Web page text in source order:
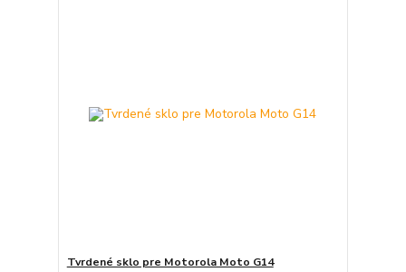
Tvrdené sklo pre Motorola Moto G14